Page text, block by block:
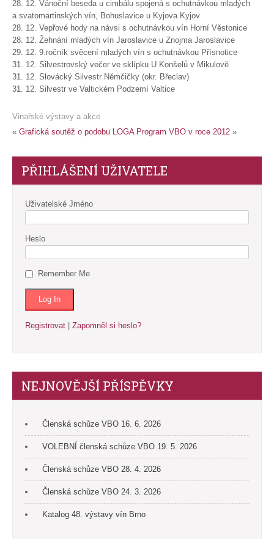
28. 12. Vánoční beseda u cimbálu spojená s ochutnávkou mladých
a svatomartinských vín, Bohuslavice u Kyjova Kyjov
28. 12. Vepřové hody na návsi s ochutnávkou vín Horní Věstonice
28. 12. Žehnání mladých vín Jaroslavice u Znojma Jaroslavice
29. 12. 9.ročník svěcení mladých vín s ochutnávkou Přísnotice
31. 12. Silvestrovský večer ve sklípku U Konšelů v Mikulově
31. 12. Slovácký Silvestr Němčičky (okr. Břeclav)
31. 12. Silvestr ve Valtickém Podzemí Valtice
Vinařské výstavy a akce
« Grafická soutěž o podobu LOGA Program VBO v roce 2012 »
PŘIHLÁŠENÍ UŽIVATELE
Uživatelské Jméno
Heslo
Remember Me
Registrovat Zapomněl si heslo?
NEJNOVĚJŠÍ PŘÍSPĚVKY
Členská schůze VBO 16. 6. 2026
VOLEBNÍ členská schůze VBO 19. 5. 2026
Členská schůze VBO 28. 4. 2026
Členská schůze VBO 24. 3. 2026
Katalog 48. výstavy vín Brno